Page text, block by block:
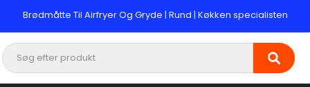
Brødmåtte Til Airfryer Og Gryde | Rund | Køkken specialisten